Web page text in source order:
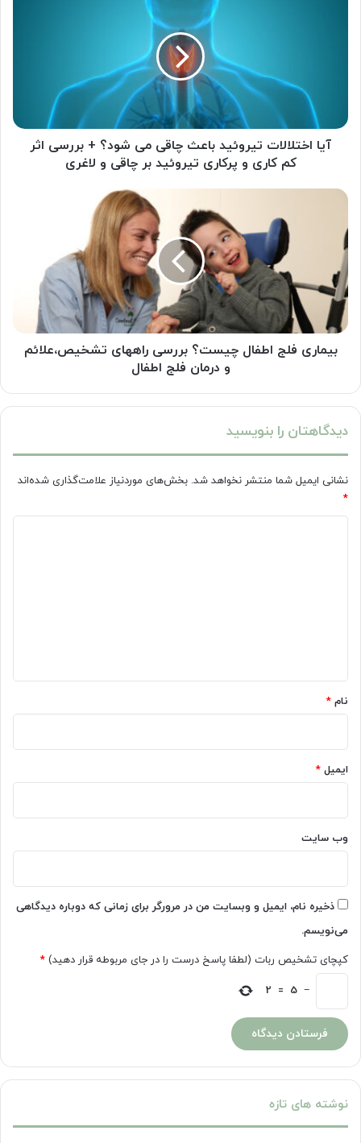
بررسی
و
تیروئید
بر
چاقی
و
لاغری
آیا اختلالات تیروئید باعث چاقی می شود؟ + بررسی اثر
کم کاری و پرکاری تیروئید بر چاقی و لاغری
بیماری
اطفال
چیست؟
بررسی
راههای
تشخیص،علائم
و
درمان
فلجبیماری فلج اطفال چیست؟ بررسی راههای تشخیص،علائم
و درمان فلج اطفال
دیدگاهتان را بنویسید
نشانی ایمیل شما منتشر نخواهد شد. بخش‌های موردنیاز علامت‌گذاری شده‌اند
*
نام *
ایمیل *
وب‌ سایت
ذخیره نام، ایمیل و وبسایت من در مرورگر برای زمانی که دوباره دیدگاهی
می‌نویسم.
کپچای تشخیص ربات (لطفا پاسخ درست را در جای مربوطه قرار دهید) *
−
5
=
2
نوشته های تازه